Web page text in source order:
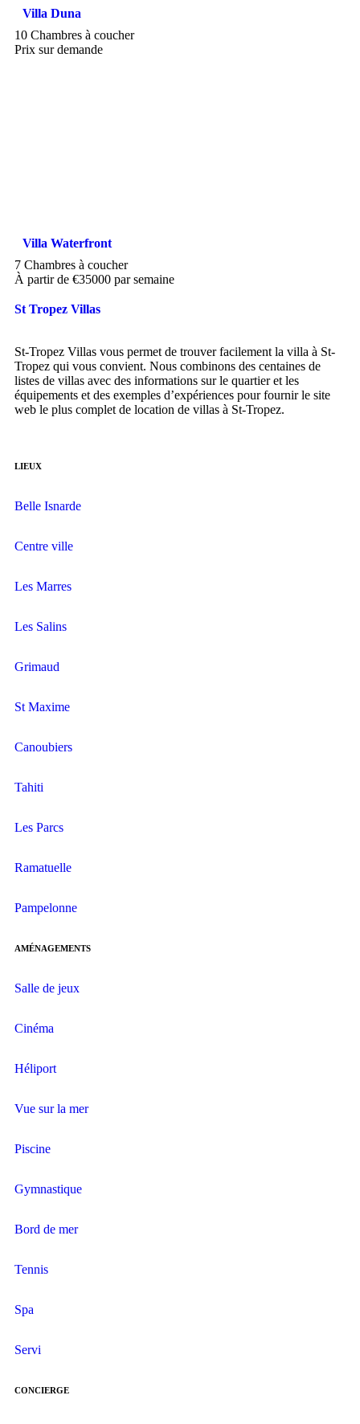
Villa Duna
10 Chambres à coucher
Prix sur demande
Villa Waterfront
7 Chambres à coucher
À partir de €35000 par semaine
St Tropez Villas
St-Tropez Villas vous permet de trouver facilement la villa à St-
Tropez qui vous convient. Nous combinons des centaines de
listes de villas avec des informations sur le quartier et les
équipements et des exemples d’expériences pour fournir le site
web le plus complet de location de villas à St-Tropez.
LIEUX
Belle Isnarde
Centre ville
Les Marres
Les Salins
Grimaud
St Maxime
Canoubiers
Tahiti
Les Parcs
Ramatuelle
Pampelonne
AMÉNAGEMENTS
Salle de jeux
Cinéma
Héliport
Vue sur la mer
Piscine
Gymnastique
Bord de mer
Tennis
Spa
Servi
CONCIERGE